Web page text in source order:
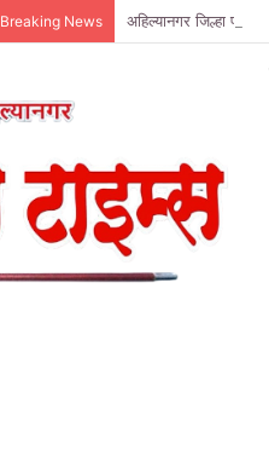
Breaking News अहिल्यानगर जिल्हा